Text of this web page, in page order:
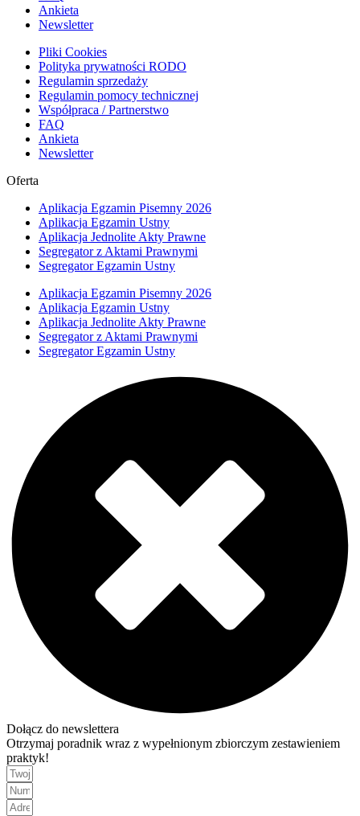
Ankieta
Newsletter
Pliki Cookies
Polityka prywatności RODO
Regulamin sprzedaży
Regulamin pomocy technicznej
Współpraca / Partnerstwo
FAQ
Ankieta
Newsletter
Oferta
Aplikacja Egzamin Pisemny 2026
Aplikacja Egzamin Ustny
Aplikacja Jednolite Akty Prawne
Segregator z Aktami Prawnymi
Segregator Egzamin Ustny
Aplikacja Egzamin Pisemny 2026
Aplikacja Egzamin Ustny
Aplikacja Jednolite Akty Prawne
Segregator z Aktami Prawnymi
Segregator Egzamin Ustny
Dołącz do newslettera
Otrzymaj poradnik wraz z wypełnionym zbiorczym zestawieniem
praktyk!